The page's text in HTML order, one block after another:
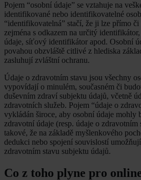
Pojem “osobní údaje” se vztahuje na
identifikované nebo identifikovatelné
“identifikovatelná” stačí, že ji lze přímo
zejména s odkazem na určitý
údaje, síťový identifikátor apod. Osobní
povahou obzvláště citlivé z hlediska
zasluhují zvláštní ochranu.
Údaje o zdravotním stavu jsou všechny
vypovídají o minulém, současném či
duševním zdraví subjektu údajů, včetně
zdravotních služeb. Pojem “údaje o
vykládán široce, aby osobní údaje mohly
zdravotní údaje (resp. údaje o
takové, že na základě myšlenkového
dedukci nebo spojení souvislostí
zdravotním stavu subjektu údajů.
Co z toho plyne pro